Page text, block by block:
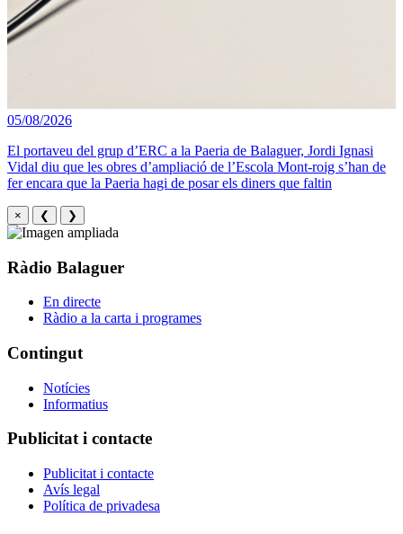
05/08/2026
El portaveu del grup d’ERC a la Paeria de Balaguer, Jordi Ignasi
Vidal diu que les obres d’ampliació de l’Escola Mont-roig s’han de
fer encara que la Paeria hagi de posar els diners que faltin
× ❮ ❯
Ràdio Balaguer
En directe
Ràdio a la carta i programes
Contingut
Notícies
Informatius
Publicitat i contacte
Publicitat i contacte
Avís legal
Política de privadesa